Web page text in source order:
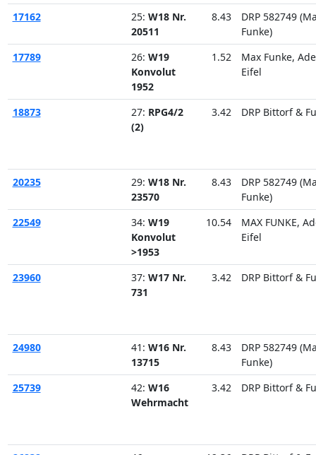
17162
25: W18 Nr.
20511
8.43
DRP 582749
Funke)
17789
26: W19
Konvolut
1952
1.52
Max Funke,
Eifel
18873 27: RPG4/2
(2)
3.42 DRP Bittorf &
20235 29: W18 Nr.
23570
8.43
DRP 582749
Funke)
22549
34: W19
Konvolut
>1953
10.54
MAX FUNKE,
Eifel
23960 37: W17 Nr.
731
3.42 DRP Bittorf &
24980 41: W16 Nr.
13715
8.43
DRP 582749
Funke)
25739
42: W16
Wehrmacht
3.42 DRP Bittorf &